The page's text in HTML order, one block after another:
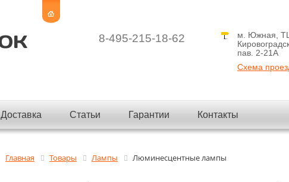
8-495-215-18-62
м. Южная,
пав. 2-21A
Схема
Доставка Статьи Гарантии Контакты
Главная Товары Лампы Люминесцентные лампы